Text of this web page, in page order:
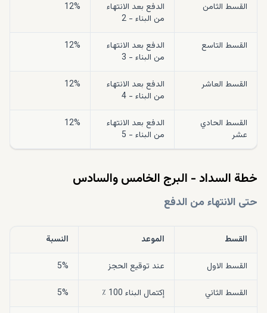
القسط الثامن
الدفع بعد الانتهاء
من البناء - 2
12%
القسط التاسع
الدفع بعد الانتهاء
من البناء - 3
12%
القسط العاشر
الدفع بعد الانتهاء
من البناء - 4
12%
القسط الحادي
عشر
الدفع بعد الانتهاء
من البناء - 5
12%
خطة السداد - البرج الخامس والسادس
حتى الانتهاء من الدفع
القسط الموعد النسبة
القسط الاول عند توقيع الحجز 5%
القسط الثاني إكتمال البناء 100 ٪ 5%